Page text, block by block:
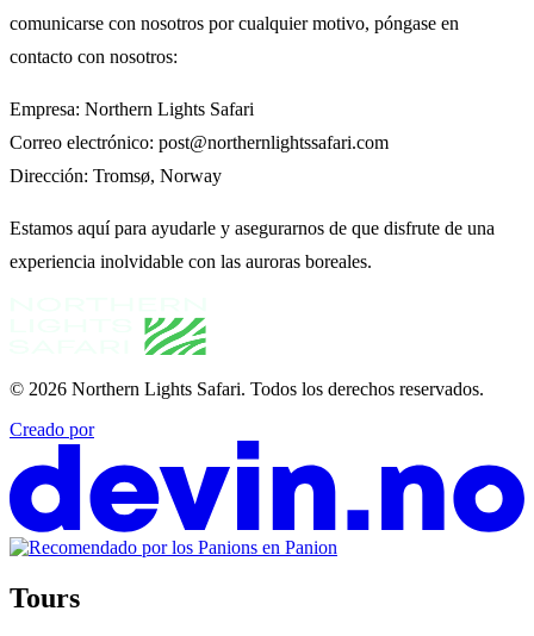
comunicarse con nosotros por cualquier motivo, póngase en
contacto con nosotros:
Empresa: Northern Lights Safari
Correo electrónico: post@northernlightssafari.com
Dirección: Tromsø, Norway
Estamos aquí para ayudarle y asegurarnos de que disfrute de una
experiencia inolvidable con las auroras boreales.
© 2026 Northern Lights Safari. Todos los derechos reservados.
Creado por
Tours